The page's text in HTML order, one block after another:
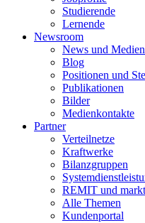
Studierende
Lernende
Newsroom
News und
Blog
Positionen und
Publikationen
Bilder
Medienkontakte
Partner
Verteilnetze
Kraftwerke
Bilanzgruppen
REMIT und
Alle Themen
Kundenportal